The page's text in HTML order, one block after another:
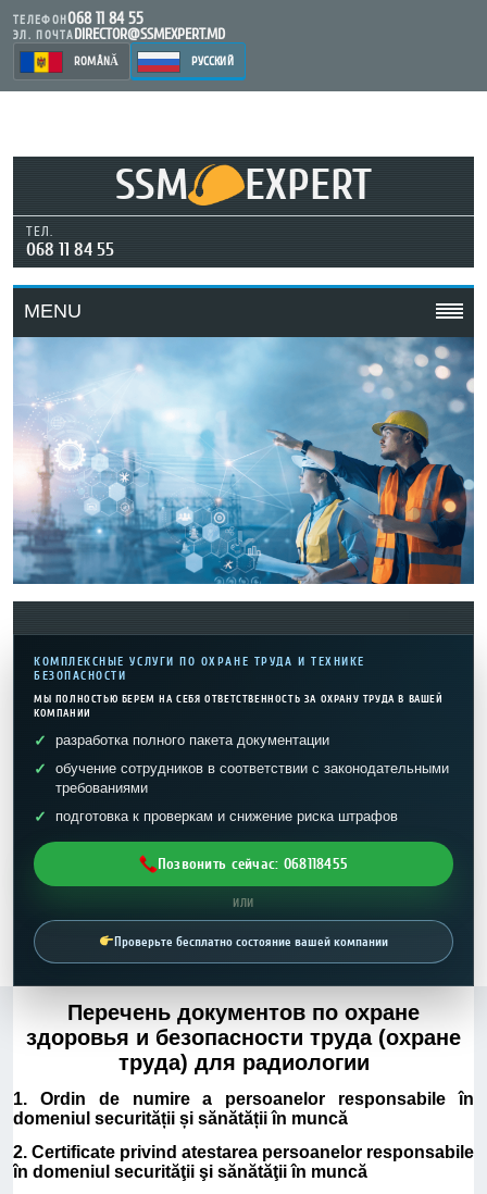
ТЕЛЕФОН068 11 84 55
ЭЛ. ПОЧТАDIRECTOR@SSMEXPERT.MD
ROMÂNĂ РУССКИЙ
SSM EXPERT
ТЕЛ.
068 11 84 55
MENU
КОМПЛЕКСНЫЕ УСЛУГИ ПО ОХРАНЕ ТРУДА И ТЕХНИКЕ
БЕЗОПАСНОСТИ
МЫ ПОЛНОСТЬЮ БЕРЕМ НА СЕБЯ ОТВЕТСТВЕННОСТЬ ЗА ОХРАНУ ТРУДА В ВАШЕЙ
КОМПАНИИ
разработка полного пакета документации
обучение сотрудников в соответствии с законодательными
требованиями
подготовка к проверкам и снижение риска штрафов
Позвонить сейчас: 068118455
ИЛИ
Проверьте бесплатно состояние вашей компании
Перечень документов по охране
здоровья и безопасности труда (охране
труда) для радиологии
1. Ordin de numire a persoanelor responsabile în
domeniul securității și sănătății în muncă
2. Certificate privind atestarea persoanelor responsabile
în domeniul securităţii şi sănătăţii în muncă